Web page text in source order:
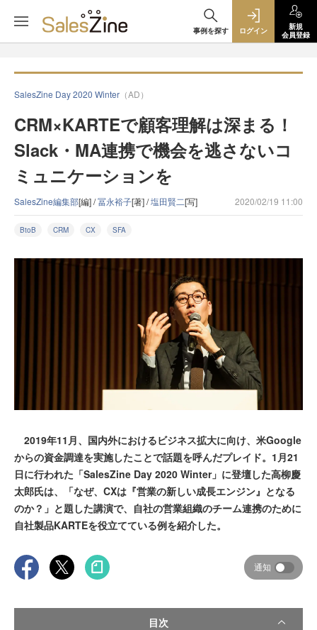
事例を探す ログイン
新規
会員登録
SalesZine Day 2020 Winter （AD）
CRM×KARTEで顧客理解は深まる！
Slack・MA連携で機会を逃さないコ
ミュニケーションを
SalesZine編集部[編] /冨永裕子[著] /塩田賢二[写] 2020/02/19 11:00
BtoB CRM CX SFA
2019年11月、国内外におけるビジネス拡大に向け、米Google
からの資金調達を実施したことで話題を呼んだプレイド。1月21
日に行われた「SalesZine Day 2020 Winter」に登壇した高柳慶
太郎氏は、「なぜ、CXは『営業の新しい成長エンジン』となる
のか？」と題した講演で、自社の営業組織のチーム連携のために
自社製品KARTEを役立てている例を紹介した。
通知
目次